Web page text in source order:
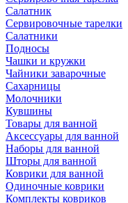
Салатник
Сервировочные тарелки
Салатники
Подносы
Чашки и кружки
Чайники заварочные
Сахарницы
Молочники
Кувшины
Товары для ванной
Аксессуары для ванной
Наборы для ванной
Шторы для ванной
Коврики для ванной
Одиночные коврики
Комплекты ковриков